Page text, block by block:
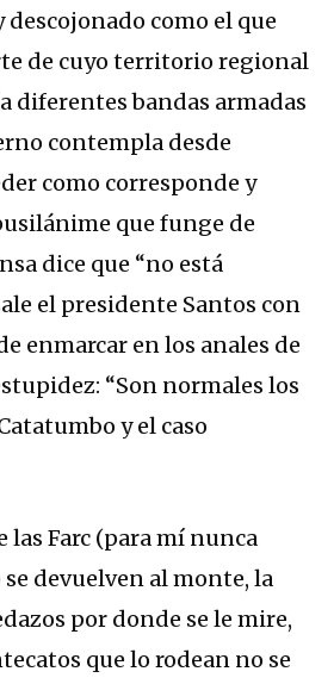
descojonado como el que
de cuyo territorio regional
diferentes bandas armadas
contempla desde
como corresponde y
que funge de
dice que “no está
el presidente Santos con
enmarcar en los anales de
“Son normales los
y el caso
las Farc (para mí nunca
devuelven al monte, la
por donde se le mire,
que lo rodean no se